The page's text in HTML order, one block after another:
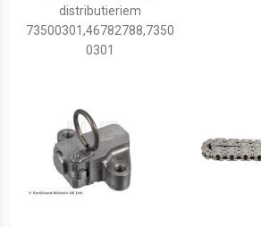
distributieriem
73500301,46782788,7350
0301